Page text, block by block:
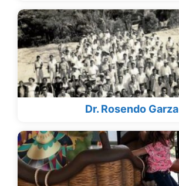
Dr. Rosendo Garza